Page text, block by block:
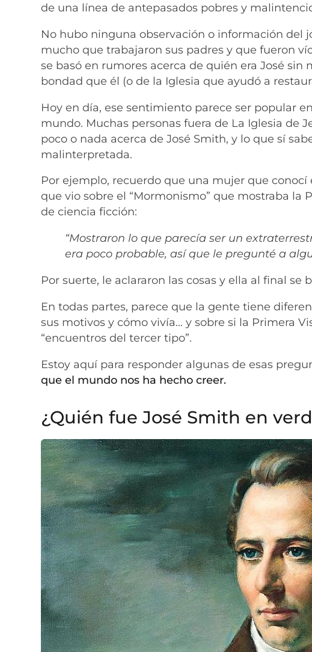
de una línea de antepasados ​​pobres y
No hubo ninguna observación o información del
mucho que trabajaron sus padres y que fueron
se basó en rumores acerca de quién era José
bondad que él (o de la Iglesia que ayudó a
Hoy en día, ese sentimiento parece ser popular
mundo. Muchas personas fuera de La Iglesia de
poco o nada acerca de José Smith, y lo que sí
malinterpretada.
Por ejemplo, recuerdo que una mujer que
que vio sobre el “Mormonismo” que mostraba la
de ciencia ficción:
“Mostraron lo que parecía ser un
era poco probable, así que le pregunté a
Por suerte, le aclararon las cosas y ella al final se
En todas partes, parece que la gente tiene
sus motivos y cómo vivía… y sobre si la Primera
“encuentros del tercer tipo”.
Estoy aquí para responder algunas de esas
que el mundo nos ha hecho creer.
¿Quién fue José Smith en